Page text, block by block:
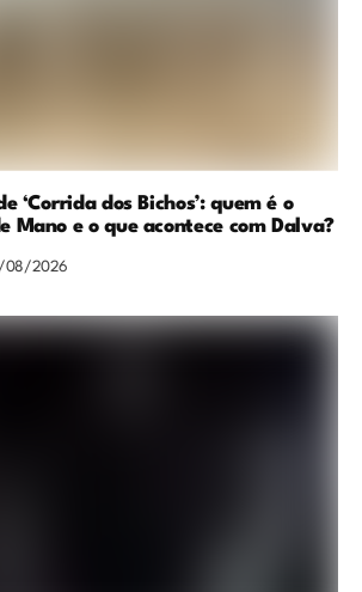
‘Corrida dos Bichos’: quem é o
Mano e o que acontece com Dalva?
08/2026